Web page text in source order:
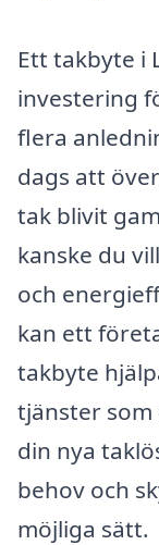
Ett takbyte i
investering
flera
dags att
tak blivit
kanske du
och
kan ett
takbyte
tjänster
din nya
behov och
möjliga sätt.